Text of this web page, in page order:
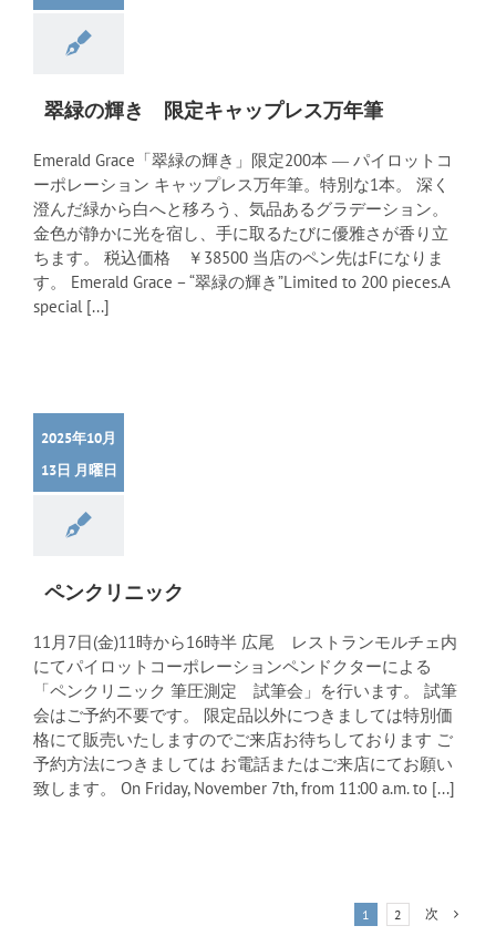
翠緑の輝き 限定キャップレス万年筆
Emerald Grace「翠緑の輝き」限定200本 ― パイロットコ
ーポレーション キャップレス万年筆。特別な1本。 深く
澄んだ緑から白へと移ろう、気品あるグラデーション。
金色が静かに光を宿し、手に取るたびに優雅さが香り立
ちます。 税込価格 ￥38500 当店のペン先はFになりま
す。 Emerald Grace – “翠緑の輝き”Limited to 200 pieces.A
special [...]
2025年10月
13日 月曜日
ペンクリニック
11月7日(金)11時から16時半 広尾 レストランモルチェ内
にてパイロットコーポレーションペンドクターによる
「ペンクリニック 筆圧測定 試筆会」を行います。 試筆
会はご予約不要です。 限定品以外につきましては特別価
格にて販売いたしますのでご来店お待ちしております ご
予約方法につきましては お電話またはご来店にてお願い
致します。 On Friday, November 7th, from 11:00 a.m. to [...]
1 2 次